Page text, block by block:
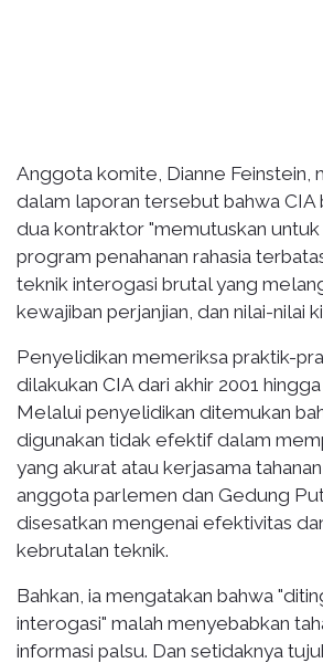
Anggota komite, Dianne Feinstein,
dalam laporan tersebut bahwa CIA
dua kontraktor "memutuskan
program penahanan rahasia
teknik interogasi brutal yang
kewajiban perjanjian, dan nilai-nilai
Penyelidikan memeriksa praktik-
dilakukan CIA dari akhir 2001
Melalui penyelidikan ditemukan
digunakan tidak efektif dalam
yang akurat atau kerjasama
anggota parlemen dan Gedung
disesatkan mengenai efektivitas
kebrutalan teknik.
Bahkan, ia mengatakan bahwa
interogasi" malah menyebabkan
informasi palsu. Dan setidaknya